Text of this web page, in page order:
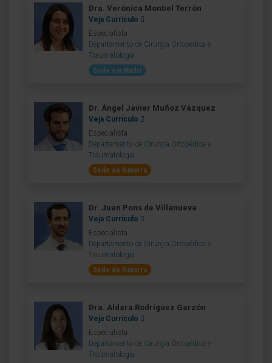
Dra. Verónica Montiel Terrón
Veja Currículo
Especialista
Departamento de Cirurgia Ortopédica e
Traumatologia
Sede em Madri
Dr. Ángel Javier Muñoz Vázquez
Veja Currículo
Especialista
Departamento de Cirurgia Ortopédica e
Traumatologia
Sede de Navarra
Dr. Juan Pons de Villanueva
Veja Currículo
Especialista
Departamento de Cirurgia Ortopédica e
Traumatologia
Sede de Navarra
Dra. Aldara Rodríguez Garzón
Veja Currículo
Especialista
Departamento de Cirurgia Ortopédica e
Traumatologia